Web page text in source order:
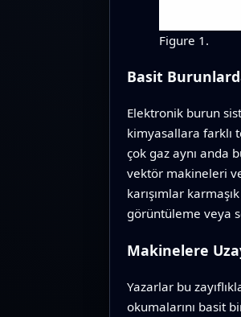
Figure 1.
Basit
Elektronik burun
kimyasallara farklı
çok gaz aynı anda
vektör makineleri
karışımlar
görüntüleme veya
Makinelere
Yazarlar bu
okumalarını basit